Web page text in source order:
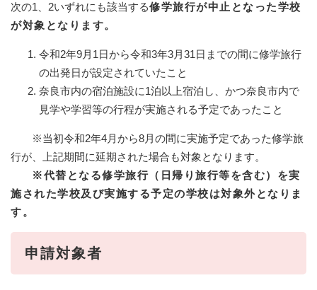
次の1、2いずれにも該当する修学旅行が中止となった学校
が対象となります。
令和2年9月1日から令和3年3月31日までの間に修学旅行
の出発日が設定されていたこと
奈良市内の宿泊施設に1泊以上宿泊し、かつ奈良市内で
見学や学習等の行程が実施される予定であったこと
※当初令和2年4月から8月の間に実施予定であった修学旅
行が、上記期間に延期された場合も対象となります。
※代替となる修学旅行（日帰り旅行等を含む）を実
施された学校及び実施する予定の学校は対象外となりま
す。
申請対象者